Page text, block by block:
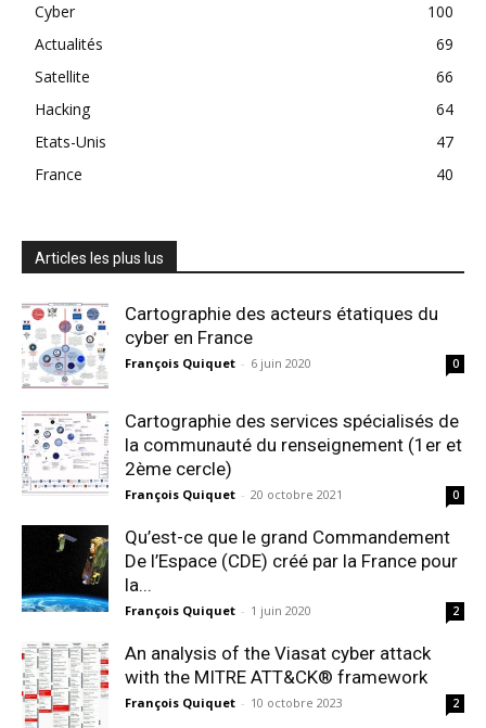
Cyber
100
Actualités
69
Satellite
66
Hacking
64
Etats-Unis
47
France
40
Articles les plus lus
Cartographie des acteurs étatiques du
cyber en France
François Quiquet - 6 juin 2020 0
Cartographie des services spécialisés de
la communauté du renseignement (1er et
2ème cercle)
François Quiquet - 20 octobre 2021 0
Qu’est-ce que le grand Commandement
De l’Espace (CDE) créé par la France pour
la...
François Quiquet - 1 juin 2020 2
An analysis of the Viasat cyber attack
with the MITRE ATT&CK® framework
François Quiquet - 10 octobre 2023 2